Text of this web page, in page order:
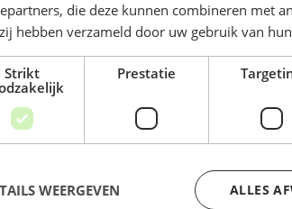
kan 20 procent loonkosten besparen’
lonen Tsjechië
FSMA
jaar 8 nieuwe Express-buurtwinkels
die deze kunnen combineren met
hebben verzameld door uw gebruik van
Strikt
Prestatie
ALLES
WEERGEVEN